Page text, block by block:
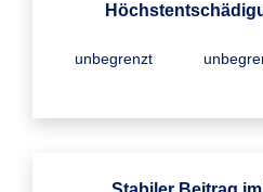
unbegrenzt